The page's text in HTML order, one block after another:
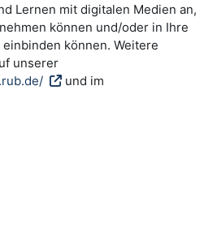
Lernen mit digitalen Medien an,
können und/oder in Ihre
können. Weitere
unserer
und im